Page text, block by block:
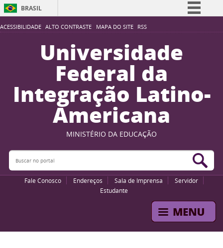
ACESSIBILIDADE ALTO CONTRASTE MAPA DO SITE RSS
BRASIL
Simplifique!
Participe
Acesso à informação
Legislação
Canais
Universidade
Federal da
Integração Latino-
Americana
MINISTÉRIO DA EDUCAÇÃO
Buscar no portal
Fale Conosco Endereços Sala de Imprensa
Servidor
Estudante